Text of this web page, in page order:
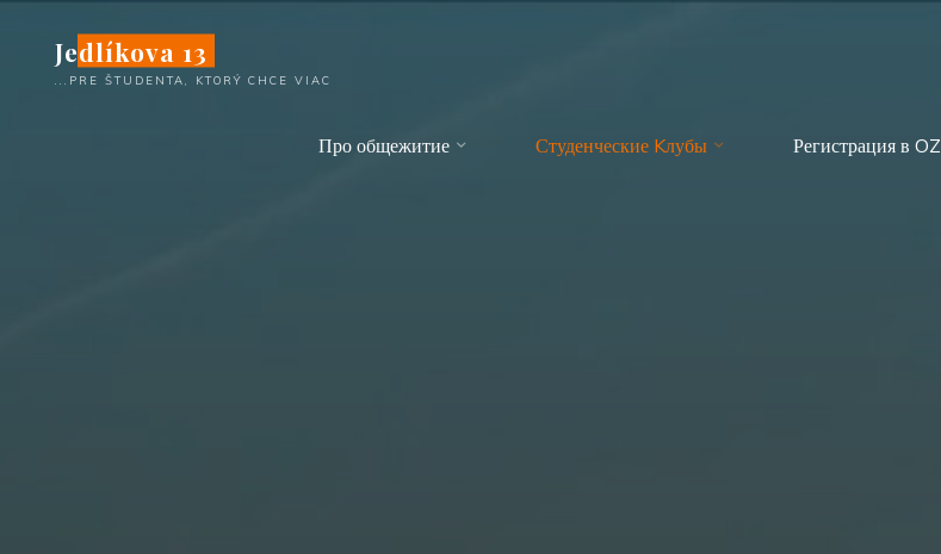
содержимому
Jedlíkova 13
...PRE ŠTUDENTA, KTORÝ CHCE VIAC
Про общежитие Студенческие Kлубы Регистрация в OZ